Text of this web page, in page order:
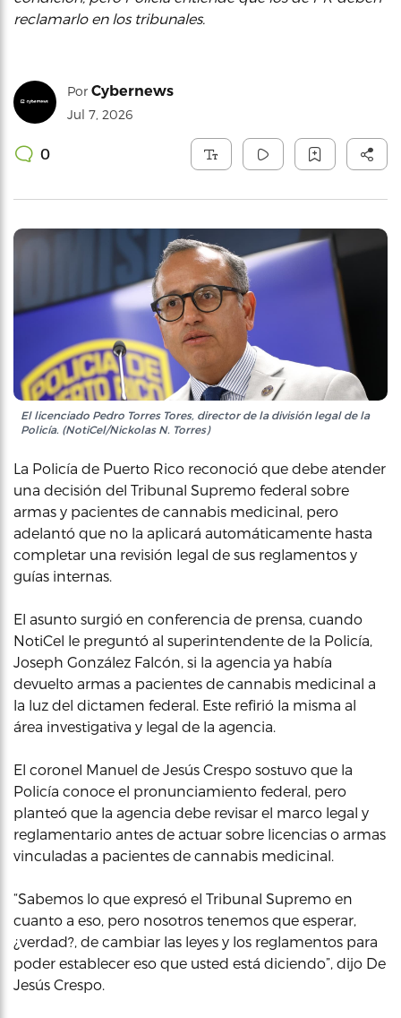
reclamarlo en los tribunales.
Por Cybernews
Jul 7, 2026
0
El licenciado Pedro Torres Tores, director de la división legal de la
Policía. (NotiCel/Nickolas N. Torres)
La Policía de Puerto Rico reconoció que debe atender
una decisión del Tribunal Supremo federal sobre
armas y pacientes de cannabis medicinal, pero
adelantó que no la aplicará automáticamente hasta
completar una revisión legal de sus reglamentos y
guías internas.
El asunto surgió en conferencia de prensa, cuando
NotiCel le preguntó al superintendente de la Policía,
Joseph González Falcón, si la agencia ya había
devuelto armas a pacientes de cannabis medicinal a
la luz del dictamen federal. Este refirió la misma al
área investigativa y legal de la agencia.
El coronel Manuel de Jesús Crespo sostuvo que la
Policía conoce el pronunciamiento federal, pero
planteó que la agencia debe revisar el marco legal y
reglamentario antes de actuar sobre licencias o armas
vinculadas a pacientes de cannabis medicinal.
“Sabemos lo que expresó el Tribunal Supremo en
cuanto a eso, pero nosotros tenemos que esperar,
¿verdad?, de cambiar las leyes y los reglamentos para
poder establecer eso que usted está diciendo”, dijo De
Jesús Crespo.